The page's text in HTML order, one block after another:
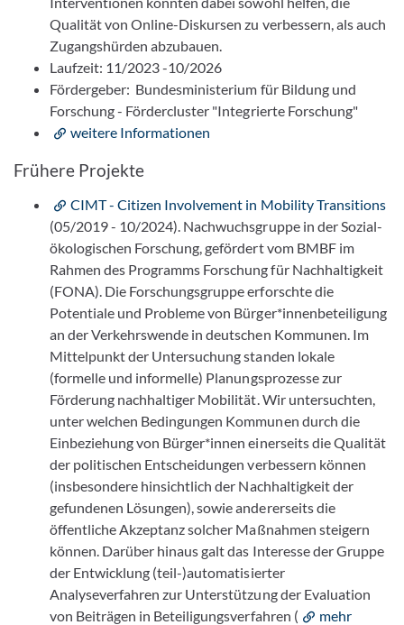
Qualität von Online-Diskursen zu verbessern, als auch
Zugangshürden abzubauen.
Laufzeit: 11/2023 -10/2026
Fördergeber: Bundesministerium für Bildung und
Forschung - Fördercluster "Integrierte Forschung"
weitere Informationen
Frühere Projekte
CIMT - Citizen Involvement in Mobility Transitions
(05/2019 - 10/2024). Nachwuchsgruppe in der Sozial-
ökologischen Forschung, gefördert vom BMBF im
Rahmen des Programms Forschung für Nachhaltigkeit
(FONA). Die Forschungsgruppe erforschte die
Potentiale und Probleme von Bürger*innenbeteiligung
an der Verkehrswende in deutschen Kommunen. Im
Mittelpunkt der Untersuchung standen lokale
(formelle und informelle) Planungsprozesse zur
Förderung nachhaltiger Mobilität. Wir untersuchten,
unter welchen Bedingungen Kommunen durch die
Einbeziehung von Bürger*innen einerseits die Qualität
der politischen Entscheidungen verbessern können
(insbesondere hinsichtlich der Nachhaltigkeit der
gefundenen Lösungen), sowie andererseits die
öffentliche Akzeptanz solcher Maßnahmen steigern
können. Darüber hinaus galt das Interesse der Gruppe
der Entwicklung (teil-)automatisierter
Analyseverfahren zur Unterstützung der Evaluation
von Beiträgen in Beteiligungsverfahren (
mehr